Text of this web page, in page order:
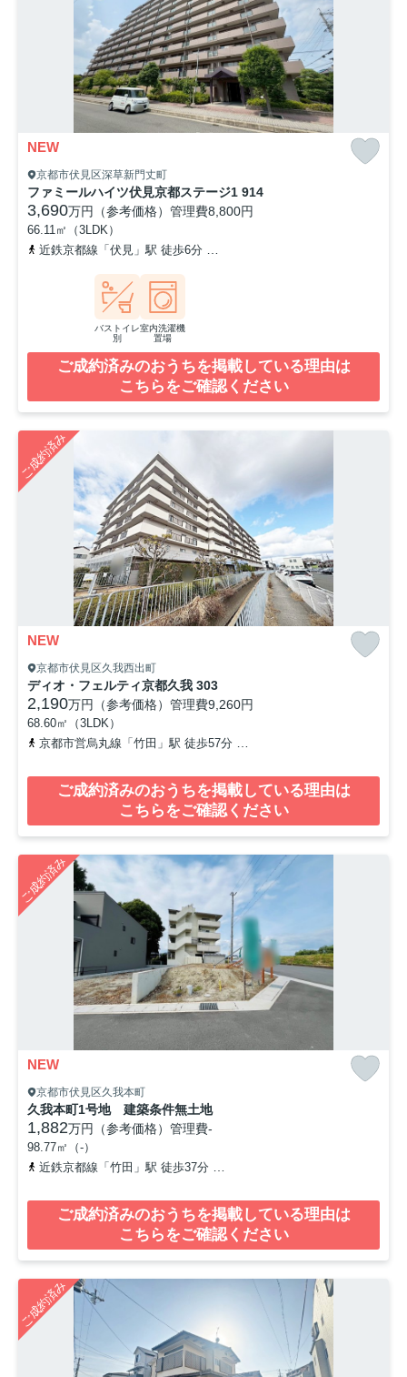
NEW
京都市伏見区深草新門丈町
ファミールハイツ伏見京都ステージ1 914
3,690万円（参考価格） 管理費8,800円
66.11㎡（3LDK）
近鉄京都線「伏見」駅 徒歩6分
バストイレ
別
室内洗濯機
置場
ご成約済みのおうちを掲載している理由は
こちらをご確認ください
ご成約済み
NEW
京都市伏見区久我西出町
ディオ・フェルティ京都久我 303
2,190万円（参考価格） 管理費9,260円
68.60㎡（3LDK）
京都市営烏丸線「竹田」駅 徒歩57分
ご成約済みのおうちを掲載している理由は
こちらをご確認ください
ご成約済み
NEW
京都市伏見区久我本町
久我本町1号地 建築条件無土地
1,882万円（参考価格） 管理費-
98.77㎡（-）
近鉄京都線「竹田」駅 徒歩37分
ご成約済みのおうちを掲載している理由は
こちらをご確認ください
ご成約済み